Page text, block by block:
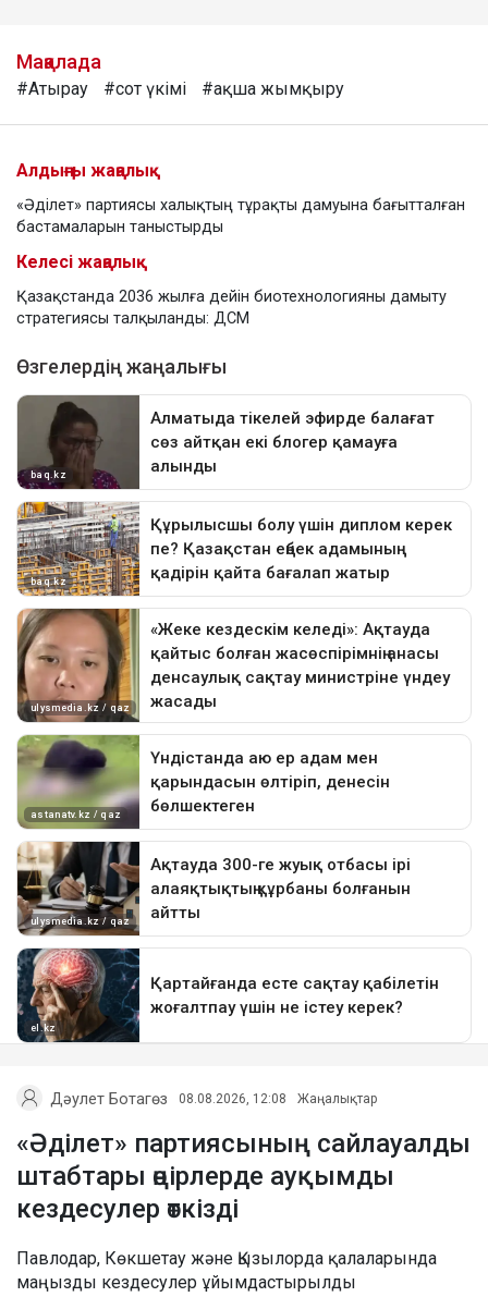
Мақалада
#Атырау #сот үкімі #ақша жымқыру
Алдыңғы жаңалық
«Әділет» партиясы халықтың тұрақты дамуына бағытталған
бастамаларын таныстырды
Келесі жаңалық
Қазақстанда 2036 жылға дейін биотехнологияны дамыту
стратегиясы талқыланды: ДСМ
Дәулет Ботагөз 08.08.2026, 12:08 Жаңалықтар
«Әділет» партиясының сайлауалды
штабтары өңірлерде ауқымды
кездесулер өткізді
Павлодар, Көкшетау және Қызылорда қалаларында
маңызды кездесулер ұйымдастырылды